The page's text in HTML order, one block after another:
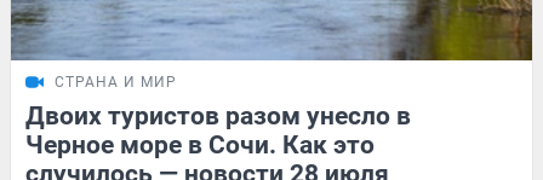
СТРАНА И МИР
Двоих туристов разом унесло в
Черное море в Сочи. Как это
случилось — новости 28 июля